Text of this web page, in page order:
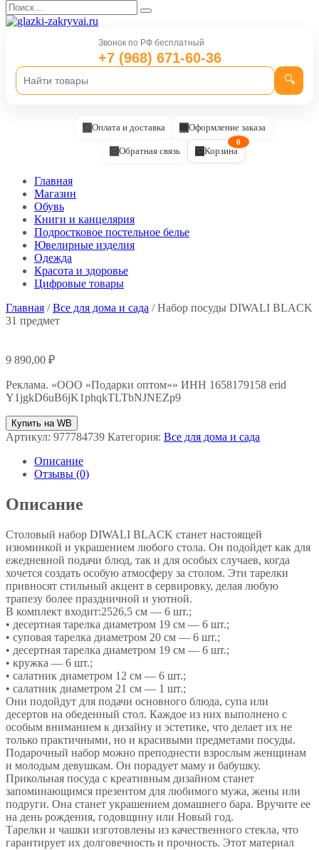
Перейти
к
содержанию
Search
for:
Звонок по РФ бесплатный
+7 (968) 671-60-36
🔍
Оплата и доставка Оформление заказа
Обратная связь Корзина
0
Главная
Магазин
Обувь
Книги и канцелярия
Подростковое постельное белье
Ювелирные изделия
Одежда
Красота и здоровье
Цифровые товары
Главная /Все для дома и сада / Набор посуды DIWALI BLACK
31 предмет
9 890,00 ₽
Реклама. «ООО «Подарки оптом»» ИНН 1658179158 erid
Y1jgkD6uB6jK1phqkTLTbNJNEZp9
Купить на WB
Артикул: 977784739 Категория: Все для дома и сада
Описание
Отзывы (0)
Описание
Столовый набор DIWALI BLACK станет настоящей
изюминкой и украшением любого стола. Он подойдет как для
ежедневной подачи блюд, так и для особых случаев, когда
хочется создать особую атмосферу за столом. Эти тарелки
привносят стильный акцент в сервировку, делая любую
трапезу более праздничной и уютной.
В комплект входит:2526,5 см — 6 шт.;
• десертная тарелка диаметром 19 см — 6 шт.;
• суповая тарелка диаметром 20 см — 6 шт.;
• десертная тарелка диаметром 19 см — 6 шт.;
• кружка — 6 шт.;
• салатник диаметром 12 см — 6 шт.;
• салатник диаметром 21 см — 1 шт.;
Они подойдут для подачи основного блюда, супа или
десертов на обеденный стол. Каждое из них выполнено с
особым вниманием к дизайну и эстетике, что делает их не
только практичными, но и красивыми предметами посуды.
Подарочный набор можно преподнести взрослым женщинам
и молодым девушкам. Он порадует маму и бабушку.
Прикольная посуда с креативным дизайном станет
запоминающимся презентом для любимого мужа, жены или
подруги. Она станет украшением домашнего бара. Вручите ее
на день рождения, годовщину или Новый год.
Тарелки и чашки изготовлены из качественного стекла, что
гарантирует их долговечность и прочность. Этот материал